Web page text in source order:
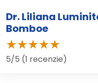
Dr. Liliana
Bomboe
5/5 (1 recenzie)